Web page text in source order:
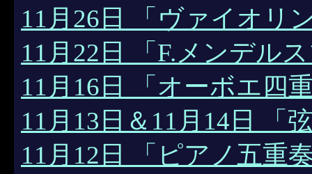
11月26日 「ヴァイオリ
11月22日 「F.メンデル
11月16日 「オーボエ四
11月13日＆11月14日 「
11月12日 「ピアノ五重